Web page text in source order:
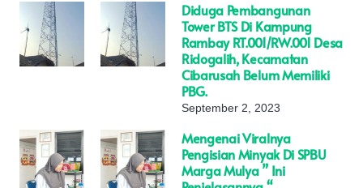
Diduga Pembangunan
Tower BTS Di Kampung
Rambay RT.001/RW.001 Desa
Ridogalih, Kecamatan
Cibarusah Belum Memiliki
PBG.
September 2, 2023
Mengenai Viralnya
Pengisian Minyak Di SPBU
Marga Mulya ” Ini